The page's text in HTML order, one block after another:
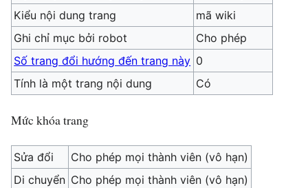
Kiểu nội dung trang
mã wiki
Ghi chỉ mục bởi robot
Cho phép
Số trang đổi hướng đến trang này 0
Tính là một trang nội dung
Có
Mức khóa trang
Sửa đổi
Cho phép mọi thành viên (vô hạn)
Di chuyển Cho phép mọi thành viên (vô hạn)